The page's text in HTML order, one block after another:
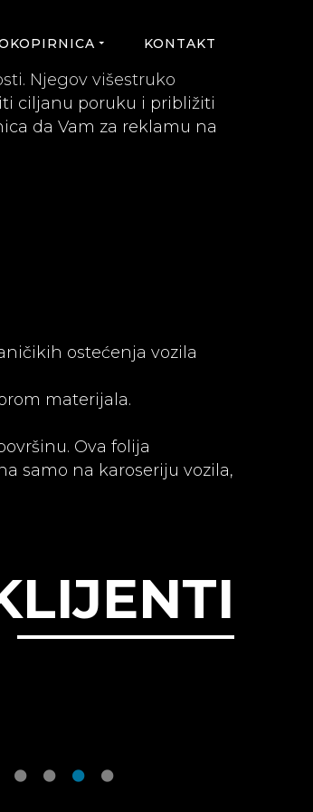
KONTAKT
Njegov višestruko
ciljanu poruku i približiti
da Vam za reklamu na
ostećenja vozila
materijala.
Ova folija
samo na karoseriju vozila,